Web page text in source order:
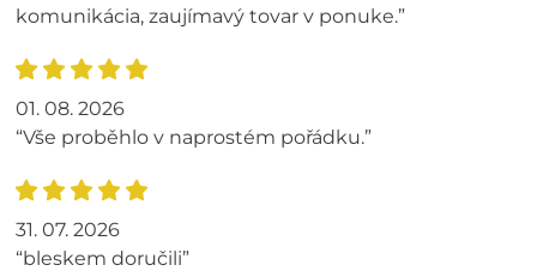
komunikácia, zaujímavý tovar v ponuke.”
01. 08. 2026
“Vše proběhlo v naprostém pořádku.”
31. 07. 2026
“bleskem doručili”